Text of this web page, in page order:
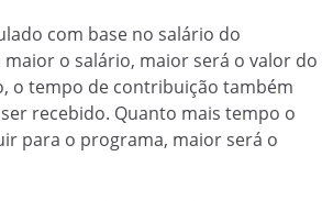
com base no salário do
o salário, maior será o valor do
o tempo de contribuição também
recebido. Quanto mais tempo o
para o programa, maior será o